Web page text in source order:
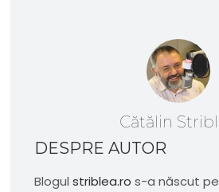
Cătălin
DESPRE AUTOR
Blogulstriblea.ro s-a născut